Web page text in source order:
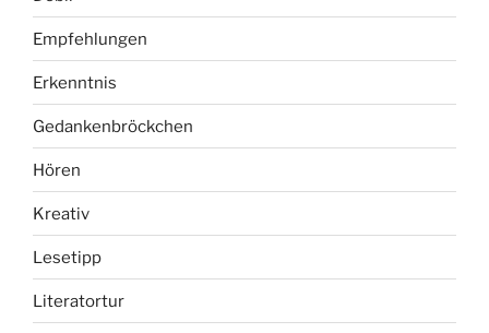
Empfehlungen
Erkenntnis
Gedankenbröckchen
Hören
Kreativ
Lesetipp
Literatortur